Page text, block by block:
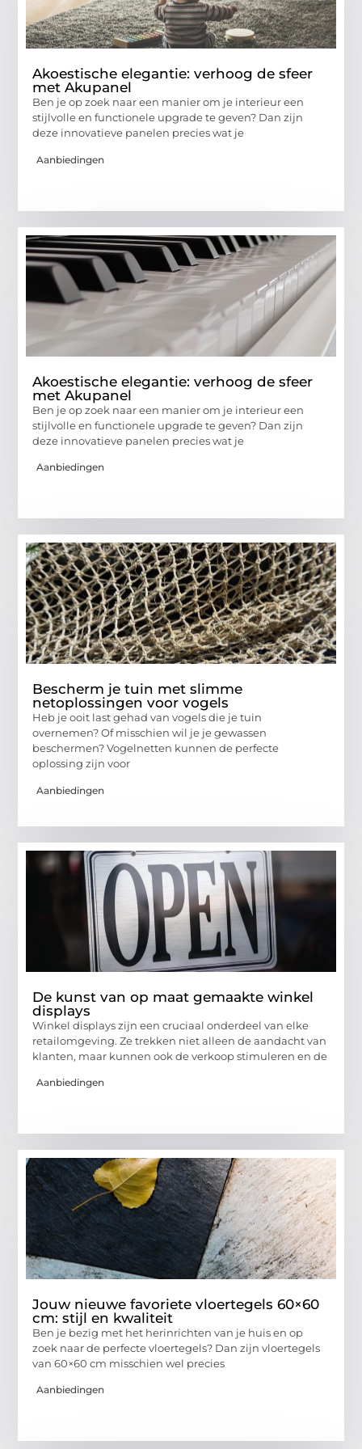
Akoestische elegantie: verhoog de sfeer
met Akupanel
Ben je op zoek naar een manier om je interieur een
stijlvolle en functionele upgrade te geven? Dan zijn
deze innovatieve panelen precies wat je
Aanbiedingen
Akoestische elegantie: verhoog de sfeer
met Akupanel
Ben je op zoek naar een manier om je interieur een
stijlvolle en functionele upgrade te geven? Dan zijn
deze innovatieve panelen precies wat je
Aanbiedingen
Bescherm je tuin met slimme
netoplossingen voor vogels
Heb je ooit last gehad van vogels die je tuin
overnemen? Of misschien wil je je gewassen
beschermen? Vogelnetten kunnen de perfecte
oplossing zijn voor
Aanbiedingen
De kunst van op maat gemaakte winkel
displays
Winkel displays zijn een cruciaal onderdeel van elke
retailomgeving. Ze trekken niet alleen de aandacht van
klanten, maar kunnen ook de verkoop stimuleren en de
Aanbiedingen
Jouw nieuwe favoriete vloertegels 60×60
cm: stijl en kwaliteit
Ben je bezig met het herinrichten van je huis en op
zoek naar de perfecte vloertegels? Dan zijn vloertegels
van 60×60 cm misschien wel precies
Aanbiedingen